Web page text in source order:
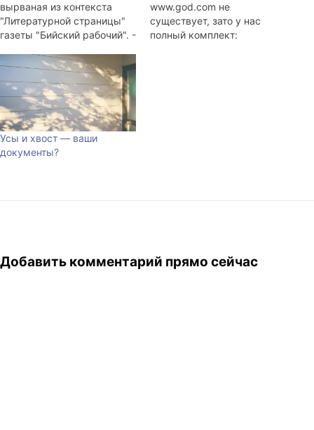
вырваная из контекста
"Литературной страницы"
газеты "Бийский рабочий". -
нахмурившись, ответила
www.god.com не
существует, зато у нас
полный комплект:
Усы и хвост — ваши
документы?
Добавить комментарий прямо сейчас